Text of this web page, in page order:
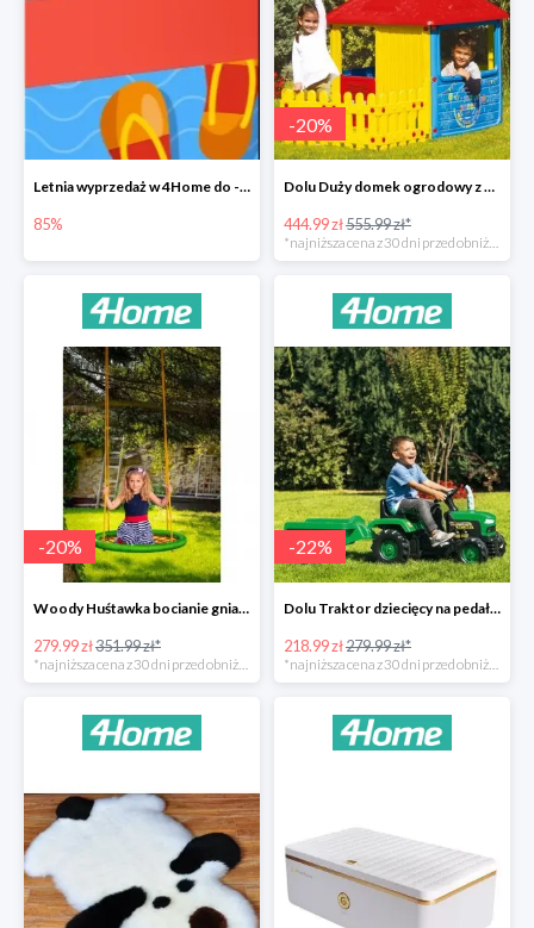
Letnia wyprzedaż w 4Home do -85%
85%
-20%
Dolu Duży domek ogrodowy z płotem -20%
444.99 zł555.99 zł*
-20%
Woody Huśtawka bocianie gniazdo -20%
279.99 zł351.99 zł*
*najniższa cena z 30 dni przed obniżką
-22%
Dolu Traktor dziecięcy na pedały z przyczepką -22%
218.99 zł279.99 zł*
*najniższa cena z 30 dni przed obniżką